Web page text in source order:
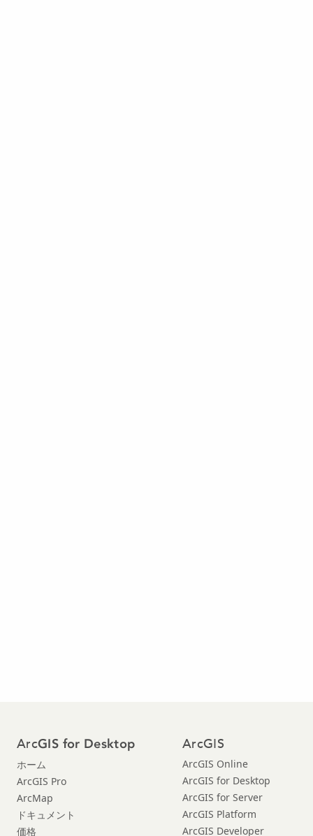
ArcGIS for Desktop
ホーム
ArcGIS Pro
ArcMap
ドキュメント
価格
ArcGIS
ArcGIS Online
ArcGIS for Desktop
ArcGIS for Server
ArcGIS Platform
ArcGIS Developer